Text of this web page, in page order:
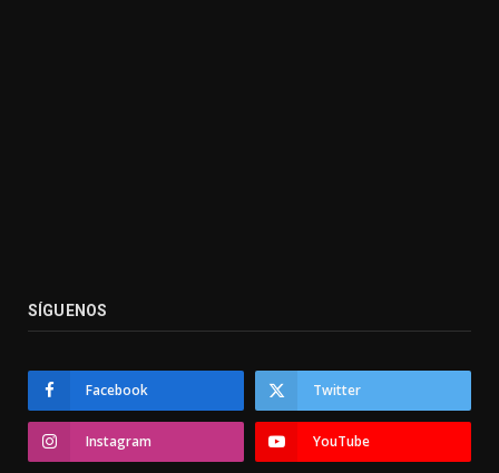
SÍGUENOS
Facebook Twitter
Instagram YouTube